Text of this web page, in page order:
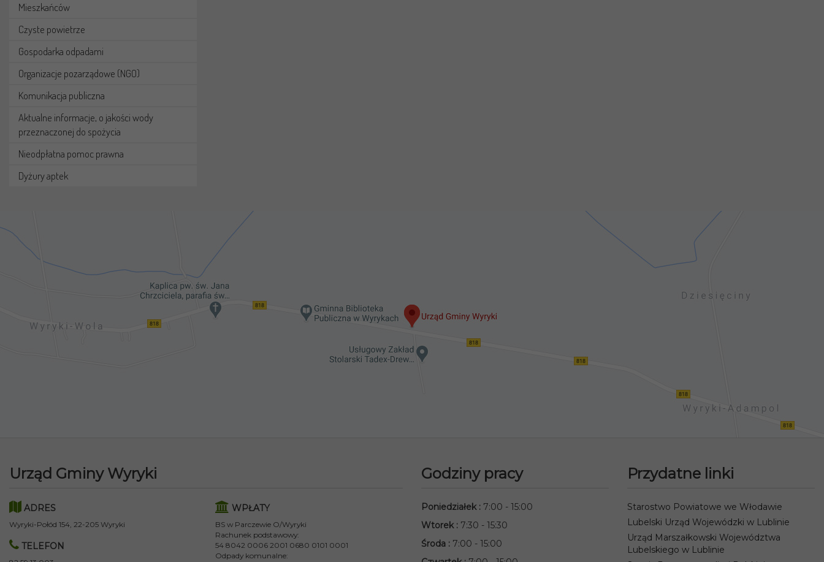
Mieszkańców
Czyste powietrze
Gospodarka odpadami
Organizacje pozarządowe (NGO)
Komunikacja publiczna
Aktualne informacje, o jakości wody
przeznaczonej do spożycia
Nieodpłatna pomoc prawna
Dyżury aptek
Urząd Gminy Wyryki
ADRES
Wyryki-Połód 154, 22-205 Wyryki
TELEFON
WPŁATY
BS w Parczewie O/Wyryki
Rachunek podstawowy:
54 8042 0006 2001 0680 0101 0001
Odpady komunalne:
Godziny pracy
Poniedziałek: 7:00 - 15:00
Wtorek: 7:30 - 15:30
Środa : 7:00 - 15:00
Przydatne linki
Starostwo Powiatowe we Włodawie
Lubelski Urząd Wojewódzki w Lublinie
Urząd Marszałkowski Województwa
Lubelskiego w Lublinie